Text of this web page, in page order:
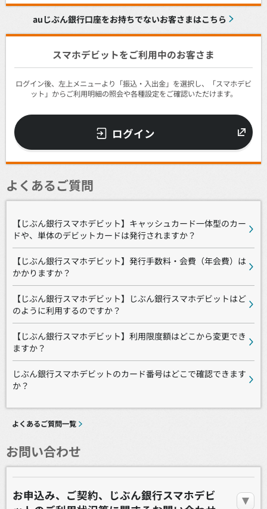
auじぶん銀行口座をお持ちでないお客さまはこちら
スマホデビットをご利用中のお客さま
ログイン後、左上メニューより「振込・入出金」を選択し、「スマホデビ
ット」からご利用明細の照会や各種設定をご確認いただけます。
ログイン
よくあるご質問
【じぶん銀行スマホデビット】キャッシュカード一体型のカー
ドや、単体のデビットカードは発行されますか？
【じぶん銀行スマホデビット】発行手数料・会費（年会費）は
かかりますか？
【じぶん銀行スマホデビット】じぶん銀行スマホデビットはど
のように利用するのですか？
【じぶん銀行スマホデビット】利用限度額はどこから変更でき
ますか？
じぶん銀行スマホデビットのカード番号はどこで確認できます
か？
よくあるご質問一覧
お問い合わせ
お申込み、ご契約、じぶん銀行スマホデビ